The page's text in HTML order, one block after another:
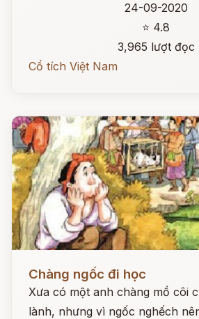
24-09-2020
⭐ 4.8
3,965 lượt đọc
Cổ tích Việt Nam
Chàng ngốc đi học
Xưa có một anh chàng mồ côi
lành, nhưng vì ngốc nghếch